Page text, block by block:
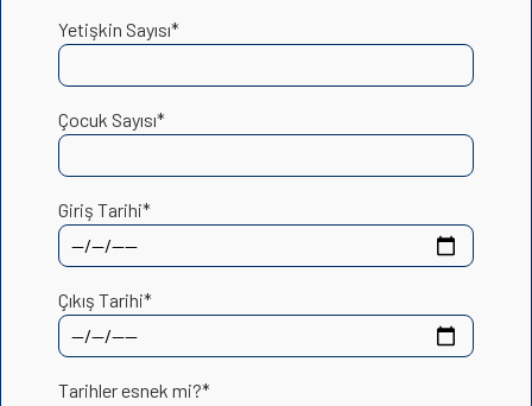
Yetişkin Sayısı*
Çocuk Sayısı*
Giriş Tarihi*
Çıkış Tarihi*
Tarihler esnek mi?*